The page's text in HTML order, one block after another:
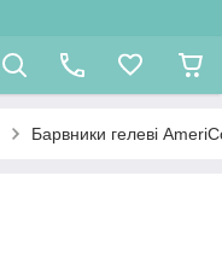
Барвники гелеві